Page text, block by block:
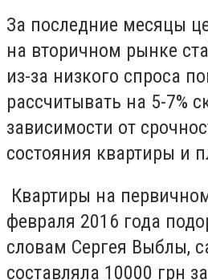
За последние месяцы
на вторичном рынке
из-за низкого спроса
рассчитывать на 5-7%
зависимости от
состояния квартиры и
Квартиры на
февраля 2016 года
словам Сергея Выблы,
составляла 10000 грн